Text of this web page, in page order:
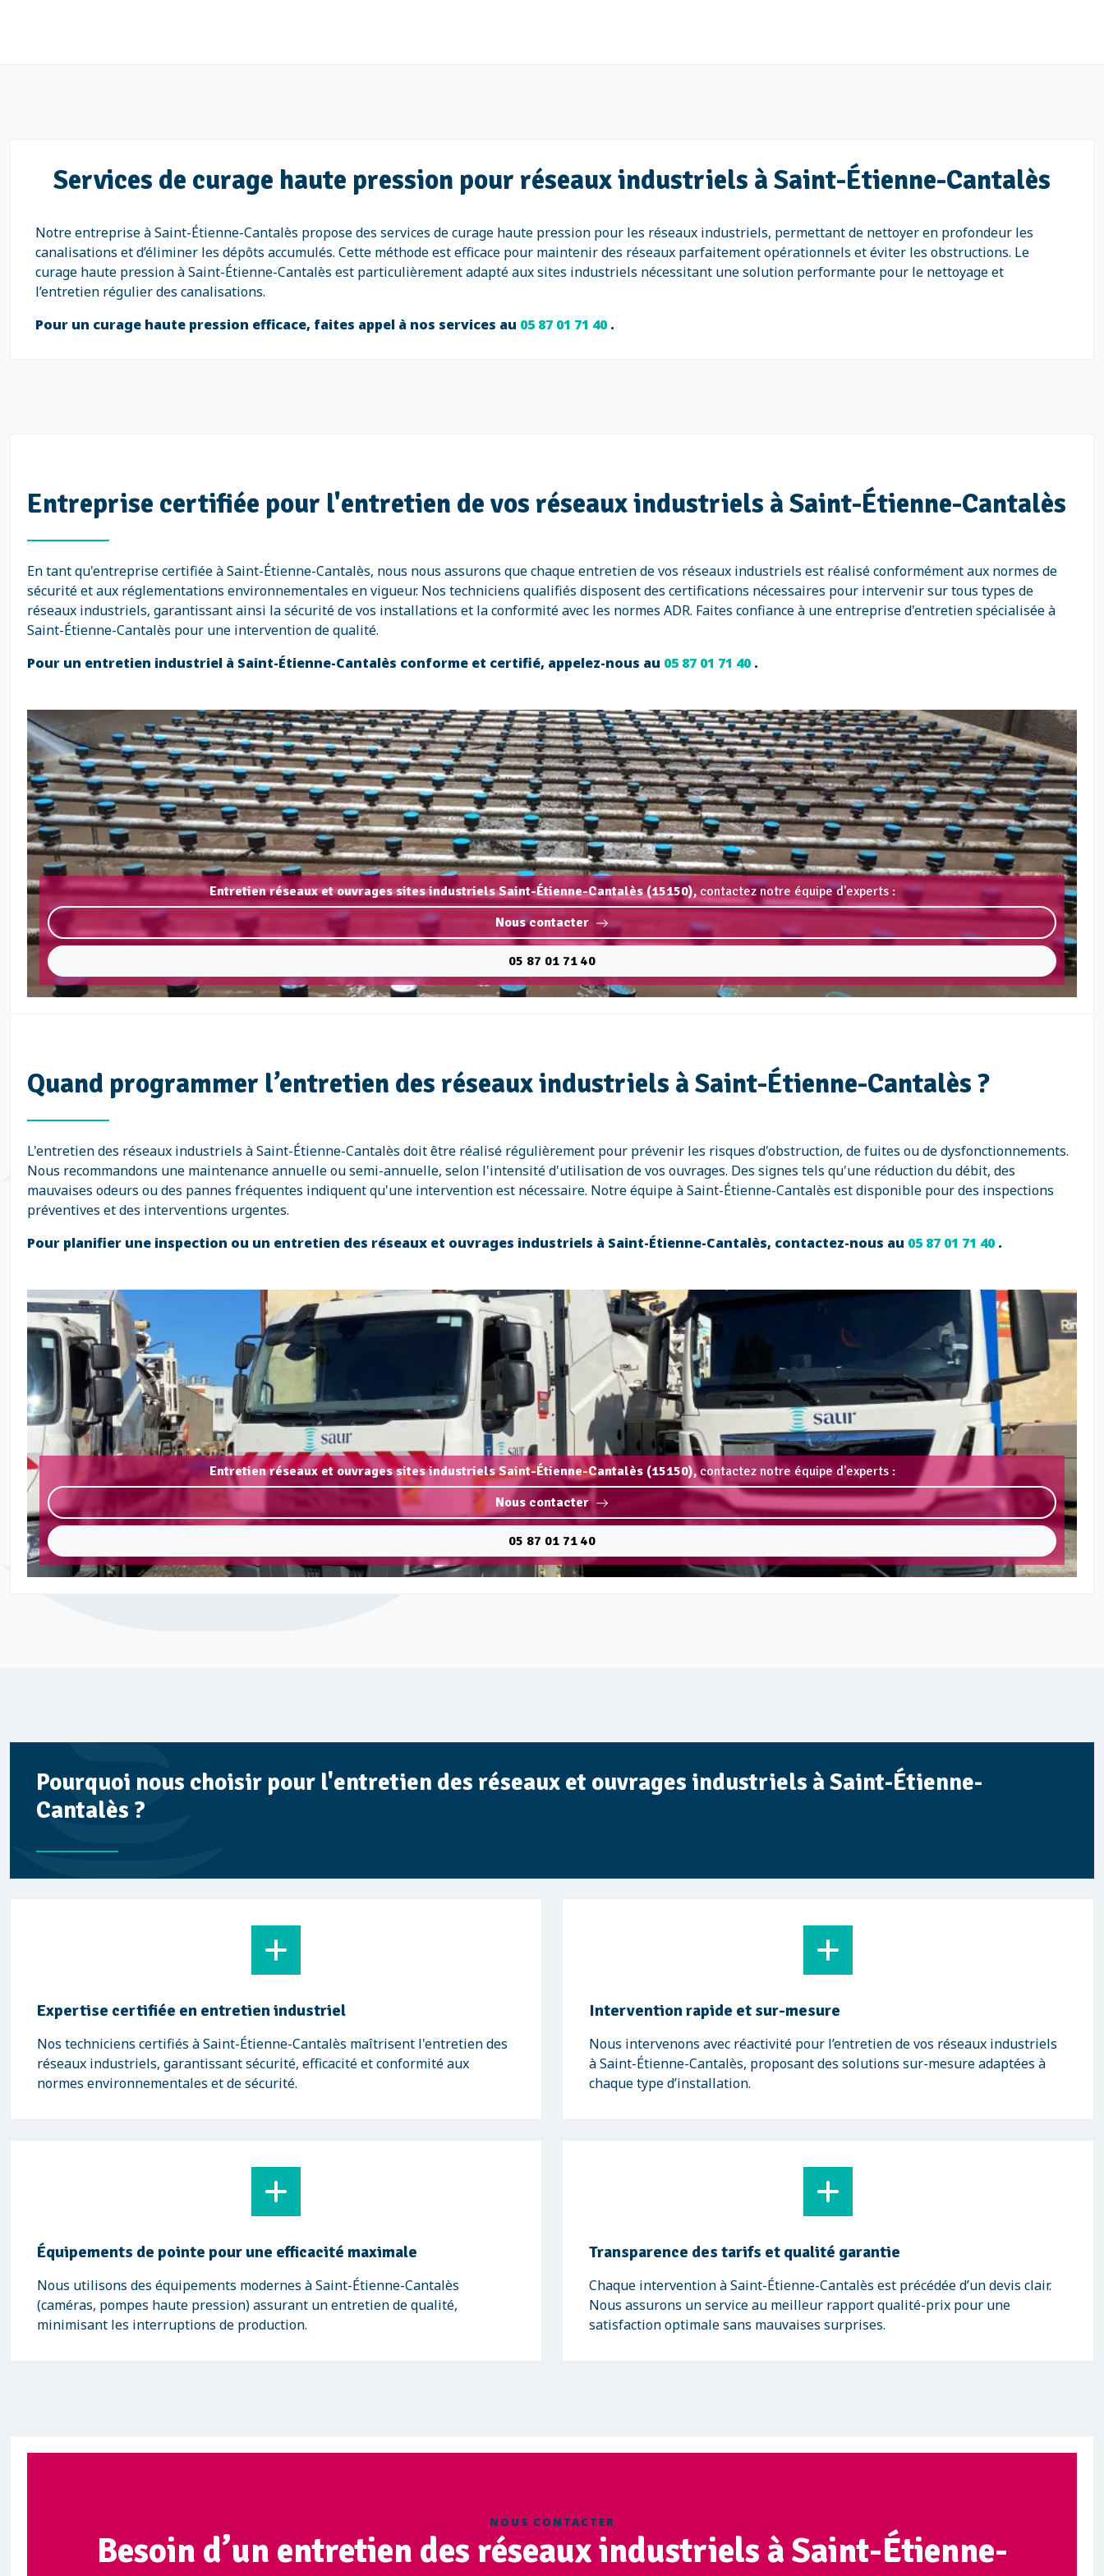
Services de curage haute pression pour réseaux industriels à Saint-Étienne-Cantalès
Notre entreprise à Saint-Étienne-Cantalès propose des services de curage haute pression pour les réseaux industriels, permettant de nettoyer en profondeur les
canalisations et d’éliminer les dépôts accumulés. Cette méthode est efficace pour maintenir des réseaux parfaitement opérationnels et éviter les obstructions. Le
curage haute pression à Saint-Étienne-Cantalès est particulièrement adapté aux sites industriels nécessitant une solution performante pour le nettoyage et
l’entretien régulier des canalisations.
Pour un curage haute pression efficace, faites appel à nos services au 05 87 01 71 40.
Entreprise certifiée pour l'entretien de vos réseaux industriels à Saint-Étienne-Cantalès
En tant qu'entreprise certifiée à Saint-Étienne-Cantalès, nous nous assurons que chaque entretien de vos réseaux industriels est réalisé conformément aux normes de
sécurité et aux réglementations environnementales en vigueur. Nos techniciens qualifiés disposent des certifications nécessaires pour intervenir sur tous types de
réseaux industriels, garantissant ainsi la sécurité de vos installations et la conformité avec les normes ADR. Faites confiance à une entreprise d'entretien spécialisée à
Saint-Étienne-Cantalès pour une intervention de qualité.
Pour un entretien industriel à Saint-Étienne-Cantalès conforme et certifié, appelez-nous au 05 87 01 71 40.
Entretien réseaux et ouvrages sites industriels Saint-Étienne-Cantalès (15150), contactez notre équipe d'experts :
Nous contacter
05 87 01 71 40
Quand programmer l’entretien des réseaux industriels à Saint-Étienne-Cantalès ?
L'entretien des réseaux industriels à Saint-Étienne-Cantalès doit être réalisé régulièrement pour prévenir les risques d'obstruction, de fuites ou de dysfonctionnements.
Nous recommandons une maintenance annuelle ou semi-annuelle, selon l'intensité d'utilisation de vos ouvrages. Des signes tels qu'une réduction du débit, des
mauvaises odeurs ou des pannes fréquentes indiquent qu'une intervention est nécessaire. Notre équipe à Saint-Étienne-Cantalès est disponible pour des inspections
préventives et des interventions urgentes.
Pour planifier une inspection ou un entretien des réseaux et ouvrages industriels à Saint-Étienne-Cantalès, contactez-nous au 05 87 01 71 40.
Entretien réseaux et ouvrages sites industriels Saint-Étienne-Cantalès (15150),contactez notre équipe d'experts :
Nous contacter
05 87 01 71 40
Pourquoi nous choisir pour l'entretien des réseaux et ouvrages industriels à Saint-Étienne-
Cantalès ?
Expertise certifiée en entretien industriel
Nos techniciens certifiés à Saint-Étienne-Cantalès maîtrisent l'entretien des
réseaux industriels, garantissant sécurité, efficacité et conformité aux
normes environnementales et de sécurité.
Intervention rapide et sur-mesure
Nous intervenons avec réactivité pour l’entretien de vos réseaux industriels
à Saint-Étienne-Cantalès, proposant des solutions sur-mesure adaptées à
chaque type d’installation.
Équipements de pointe pour une efficacité maximale
Nous utilisons des équipements modernes à Saint-Étienne-Cantalès
(caméras, pompes haute pression) assurant un entretien de qualité,
minimisant les interruptions de production.
Transparence des tarifs et qualité garantie
Chaque intervention à Saint-Étienne-Cantalès est précédée d’un devis clair.
Nous assurons un service au meilleur rapport qualité-prix pour une
satisfaction optimale sans mauvaises surprises.
NOUS CONTACTER
Besoin d’un entretien des réseaux industriels à Saint-Étienne-